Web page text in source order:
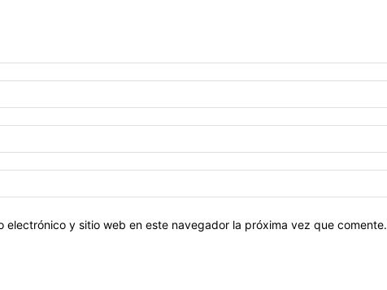
electrónico y sitio web en este navegador la próxima vez que comente.